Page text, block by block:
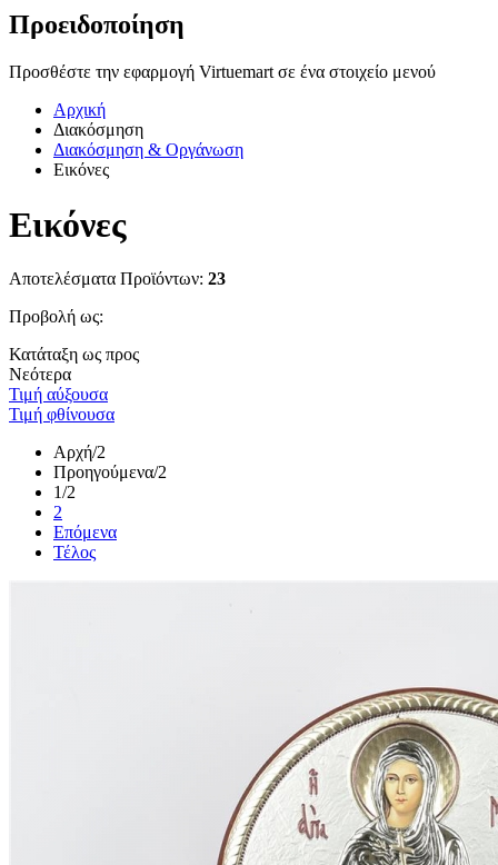
Προειδοποίηση
Προσθέστε την εφαρμογή Virtuemart σε ένα στοιχείο μενού
Αρχική
Διακόσμηση
Διακόσμηση & Οργάνωση
Εικόνες
Εικόνες
Αποτελέσματα Προϊόντων: 23
Προβολή ως:
Κατάταξη ως προς
Νεότερα
Τιμή αύξουσα
Τιμή φθίνουσα
Αρχή/2
Προηγούμενα/2
1/2
2
Επόμενα
Τέλος